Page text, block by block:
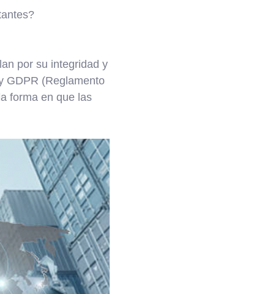
por su integridad y
GDPR (Reglamento
forma en que las